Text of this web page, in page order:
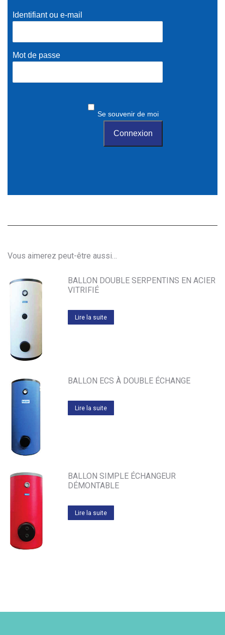
Identifiant ou e-mail
Mot de passe
Se souvenir de moi
Vous aimerez peut-être aussi…
BALLON DOUBLE SERPENTINS EN ACIER
VITRIFIÉ
Lire la suite
BALLON ECS À DOUBLE ÉCHANGE
Lire la suite
BALLON SIMPLE ÉCHANGEUR
DÉMONTABLE
Lire la suite